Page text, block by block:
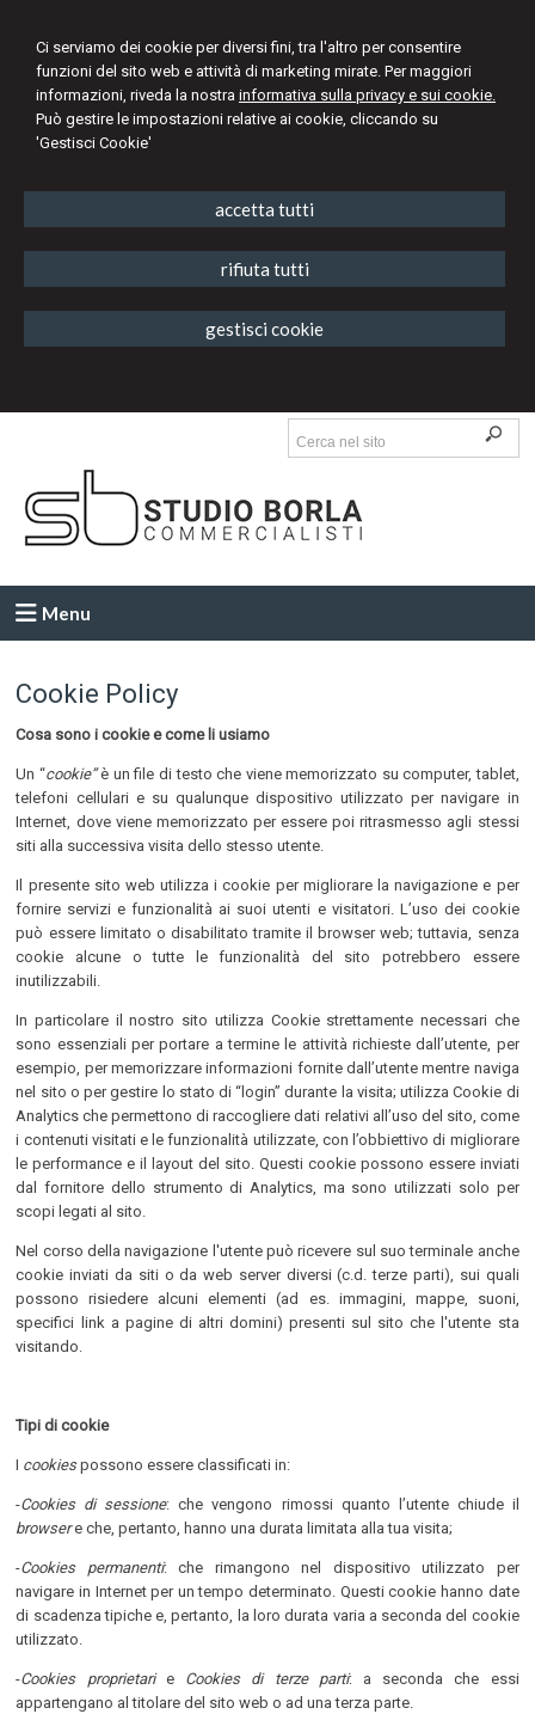
Ci serviamo dei cookie per diversi fini, tra l'altro per consentire
funzioni del sito web e attività di marketing mirate. Per maggiori
informazioni, riveda la nostra informativa sulla privacy e sui cookie.
Può gestire le impostazioni relative ai cookie, cliccando su
'Gestisci Cookie'
accetta tutti
rifiuta tutti
gestisci cookie
Menu
Cookie Policy
Cosa sono i cookie e come li usiamo
Un “cookie”è un file di testo che viene memorizzato su computer, tablet,
telefoni cellulari e su qualunque dispositivo utilizzato per navigare in
Internet, dove viene memorizzato per essere poi ritrasmesso agli stessi
siti alla successiva visita dello stesso utente.
Il presente sito web utilizza i cookie per migliorare la navigazione e per
fornire servizi e funzionalità ai suoi utenti e visitatori. L’uso dei cookie
può essere limitato o disabilitato tramite il browser web; tuttavia, senza
cookie alcune o tutte le funzionalità del sito potrebbero essere
inutilizzabili.
In particolare il nostro sito utilizza Cookie strettamente necessari che
sono essenziali per portare a termine le attività richieste dall’utente, per
esempio, per memorizzare informazioni fornite dall’utente mentre naviga
nel sito o per gestire lo stato di “login” durante la visita; utilizza Cookie di
Analytics che permettono di raccogliere dati relativi all’uso del sito, come
i contenuti visitati e le funzionalità utilizzate, con l’obbiettivo di migliorare
le performance e il layout del sito. Questi cookie possono essere inviati
dal fornitore dello strumento di Analytics, ma sono utilizzati solo per
scopi legati al sito.
Nel corso della navigazione l'utente può ricevere sul suo terminale anche
cookie inviati da siti o da web server diversi (c.d. terze parti), sui quali
possono risiedere alcuni elementi (ad es. immagini, mappe, suoni,
specifici link a pagine di altri domini) presenti sul sito che l'utente sta
visitando.
Tipi di cookie
I cookiespossono essere classificati in:
-Cookies di sessione: che vengono rimossi quanto l’utente chiude il
browsere che, pertanto, hanno una durata limitata alla tua visita;
-Cookies permanenti: che rimangono nel dispositivo utilizzato per
navigare in Internet per un tempo determinato. Questi cookie hanno date
di scadenza tipiche e, pertanto, la loro durata varia a seconda del cookie
utilizzato.
-Cookies proprietarie Cookies di terze parti: a seconda che essi
appartengano al titolare del sito web o ad una terza parte.